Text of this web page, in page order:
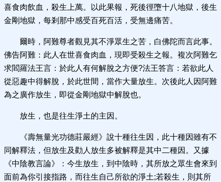
喜食肉飲血，殺生上萬。以此果報，死後徑墮十八地獄，後生
金剛地獄，每剎那中感受百死百活，受無邊痛苦。
爾時，阿難尊者觀見其不淨眾生之苦，白佛陀而言此事。
佛告阿難：此人在世喜食肉血，現即受殺生之報。複次阿難乞
求閻羅法王言：於此人有何解脫之方便?法王答言：若欲此人
從惡趣中得解脫，於此世間，當作大量放生。次後此人因阿難
為之廣作放生，即從金剛地獄中解脫也。
放生，也是往生淨土的主因。
《壽無量光功德莊嚴經》說十種往生因，此十種因雖有不
同解釋法，但放生及勸人放生多被解釋是其中二種因。又據
《中陰教言論》：今生放生，到中陰時，其所放之眾生會來到
面前為你引接指路，而往生自己所欲的淨土;若殺生，則其所